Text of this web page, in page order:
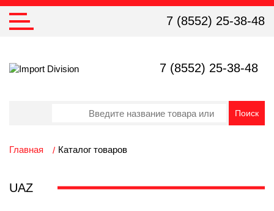
7 (8552) 25-38-48
7 (8552) 25-38-48
Главная Каталог товаров
UAZ